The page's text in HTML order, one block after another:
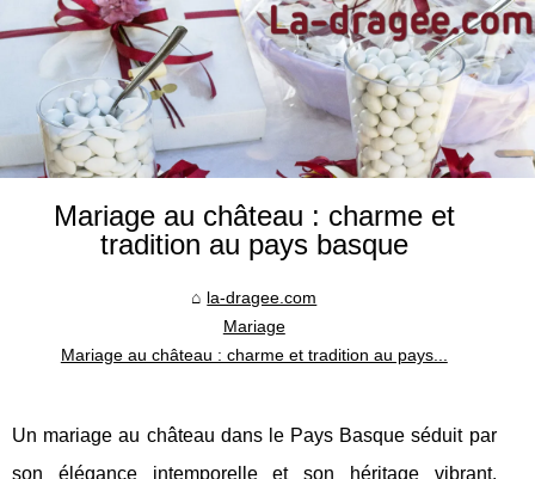
Mariage au château : charme et
tradition au pays basque
la-dragee.com
Mariage
Mariage au château : charme et tradition au pays...
Un mariage au château dans le Pays Basque séduit par
son élégance intemporelle et son héritage vibrant.